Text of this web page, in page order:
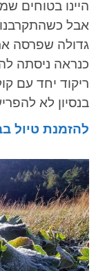
היינו בטוחים
אבל
גדולה שפרסה
כנראה ניסתה
ריקוד יחד עם
בנסיון לא
להזמנת טיול